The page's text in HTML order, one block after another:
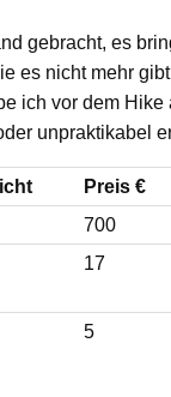
gebracht, es
es nicht mehr
ich vor dem Hike
unpraktikabel
Preis €
700
17
5